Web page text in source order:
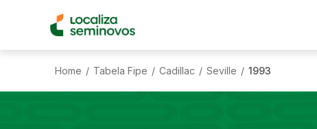
Home / Tabela Fipe / Cadillac / Seville / 1993